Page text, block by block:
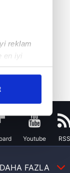
reklam
en iyi
Bu
Youtube RSS
DAHA FAZLA